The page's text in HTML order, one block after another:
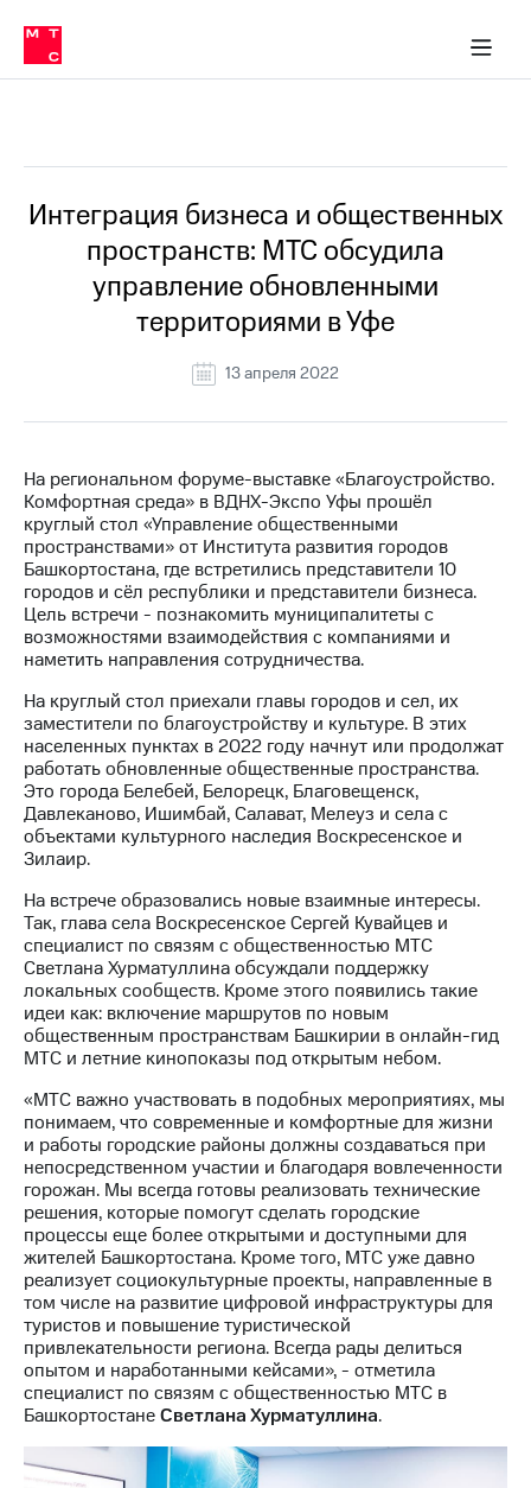
Медиа-центр
и акционерам
Устойчивое развитие
Комплаенс и деловая этика
компании
Карьера
История
компании
Руководство
региона
информация
Медиа-центр
Пресс-
релизы
МТС
о технологиях
Достижения
Финансовая
отчетность
Контакты
Новости
регионе
и акционерам
Корпоративное
управление
Корпоративный
секретарь
Раскрытие
информации
Информация
акционерам
Документы
ПАО
"МТС"
Собрания
акционеров
Личный
кабинет
акционера
Акционерный
капитал
Контроль
и
аудит
Рынок
акций
в МТС
Пресс-
релизы
МТС
о технологиях
Интеграция бизнеса и общественных
пространств: МТС обсудила
управление обновленными
территориями в Уфе
13 апреля 2022
На региональном форуме-выставке «Благоустройство.
Комфортная среда» в ВДНХ-Экспо Уфы прошёл
круглый стол «Управление общественными
пространствами» от Института развития городов
Башкортостана, где встретились представители 10
городов и сёл республики и представители бизнеса.
Цель встречи - познакомить муниципалитеты с
возможностями взаимодействия с компаниями и
наметить направления сотрудничества.
На круглый стол приехали главы городов и сел, их
заместители по благоустройству и культуре. В этих
населенных пунктах в 2022 году начнут или продолжат
работать обновленные общественные пространства.
Это города Белебей, Белорецк, Благовещенск,
Давлеканово, Ишимбай, Салават, Мелеуз и села с
объектами культурного наследия Воскресенское и
Зилаир.
На встрече образовались новые взаимные интересы.
Так, глава села Воскресенское Сергей Кувайцев и
специалист по связям с общественностью МТС
Светлана Хурматуллина обсуждали поддержку
локальных сообществ. Кроме этого появились такие
идеи как: включение маршрутов по новым
общественным пространствам Башкирии в онлайн-гид
МТС и летние кинопоказы под открытым небом.
«МТС важно участвовать в подобных мероприятиях, мы
понимаем, что современные и комфортные для жизни
и работы городские районы должны создаваться при
непосредственном участии и благодаря вовлеченности
горожан. Мы всегда готовы реализовать технические
решения, которые помогут сделать городские
процессы еще более открытыми и доступными для
жителей Башкортостана. Кроме того, МТС уже давно
реализует социокультурные проекты, направленные в
том числе на развитие цифровой инфраструктуры для
туристов и повышение туристической
привлекательности региона. Всегда рады делиться
опытом и наработанными кейсами», - отметила
специалист по связям с общественностью МТС в
БашкортостанеСветлана Хурматуллина.